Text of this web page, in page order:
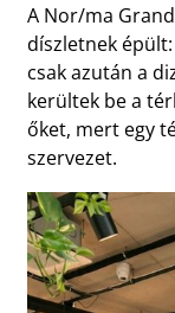
A Nor/ma
díszletnek
csak azután a
kerültek be a
őket, mert egy
szervezet.